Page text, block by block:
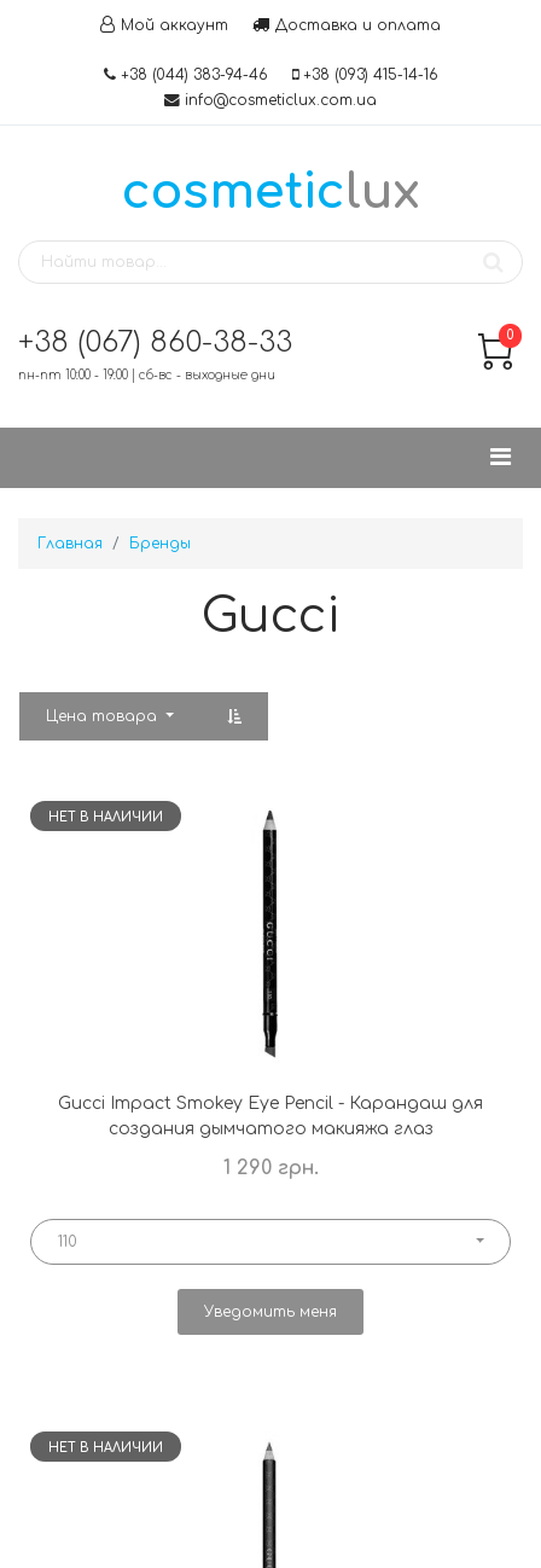
Мой аккаунт Доставка и оплата
+38 (044) 383-94-46
+38 (093) 415-14-16
info@cosmeticlux.com.ua
cosmeticlux
+38 (067) 860-38-33
пн-пт 10:00 - 19:00 | сб-вс - выходные дни
0
Главная Бренды
Gucci
Цена товара
НЕТ В НАЛИЧИИ
Gucci Impact Smokey Eye Pencil - Карандаш для
создания дымчатого макияжа глаз
1 290 грн.
110
Уведомить меня
НЕТ В НАЛИЧИИ